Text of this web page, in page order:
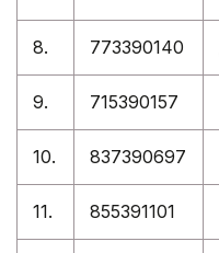
8. 773390140
9. 715390157
10. 837390697
11. 855391101